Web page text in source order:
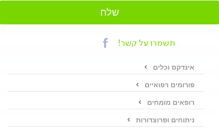
שלח
תשמרו על קשר!
אינדקס וכלים
פורומים רפואיים
רופאים מומחים
ניתוחים ופרוצדורות